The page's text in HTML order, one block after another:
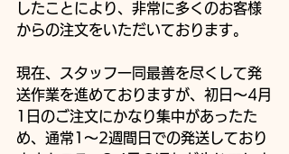
したことにより、非常に多くのお客様
からの注文をいただいております。
現在、スタッフ一同最善を尽くして発
送作業を進めておりますが、初日〜4月
1日のご注文にかなり集中があったた
め、通常1〜2週間日での発送しており